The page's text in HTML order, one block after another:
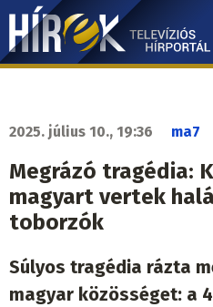
Ugrás
tartalomra
Hírek.sk
navigáció
2025. július 10., 19:36 ma7
Megrázó tragédia:
magyart vertek
toborzók
Súlyos tragédia rázta
magyar közösséget: a